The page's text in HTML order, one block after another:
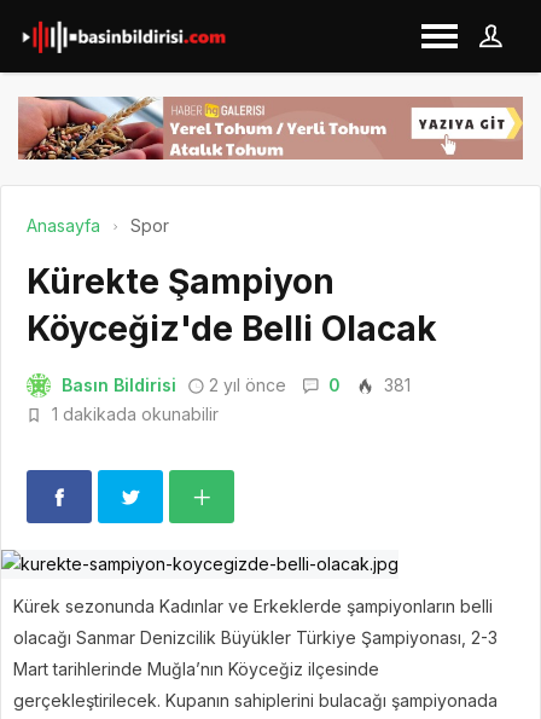
Anasayfa Spor
Kürekte Şampiyon
Köyceğiz'de Belli Olacak
Basın Bildirisi 2 yıl önce 0
381
1 dakikada okunabilir
Kürek sezonunda Kadınlar ve Erkeklerde şampiyonların belli
olacağı Sanmar Denizcilik Büyükler Türkiye Şampiyonası, 2-3
Mart tarihlerinde Muğla’nın Köyceğiz ilçesinde
gerçekleştirilecek. Kupanın sahiplerini bulacağı şampiyonada